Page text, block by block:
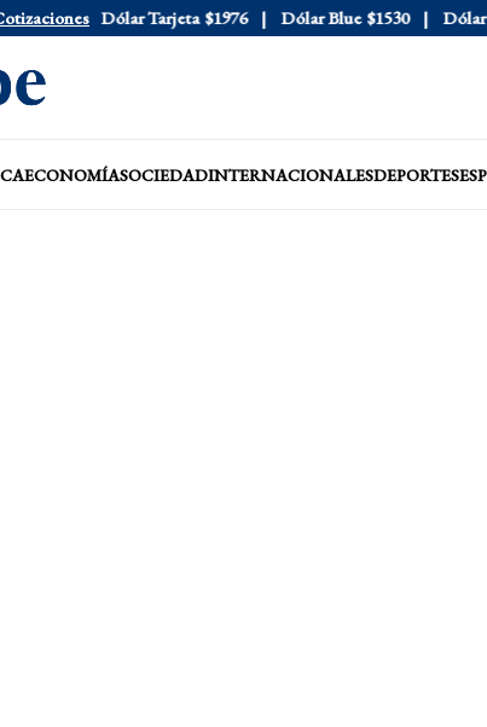
Dólar Tarjeta $1976 Dólar Blue $1530 Dólar
ECONOMÍASOCIEDADINTERNACIONALESDEPORTES